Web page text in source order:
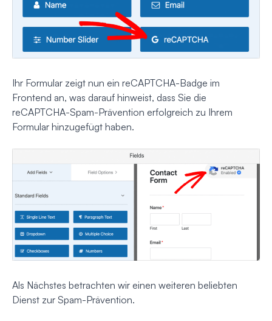
Ihr Formular zeigt nun ein reCAPTCHA-Badge im
Frontend an, was darauf hinweist, dass Sie die
reCAPTCHA-Spam-Prävention erfolgreich zu Ihrem
Formular hinzugefügt haben.
Als Nächstes betrachten wir einen weiteren beliebten
Dienst zur Spam-Prävention.